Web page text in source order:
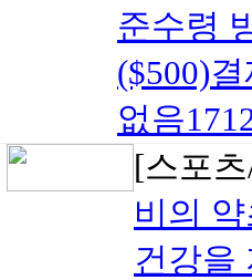
준수령
($500)
없음
[스포
비의 약
건강을